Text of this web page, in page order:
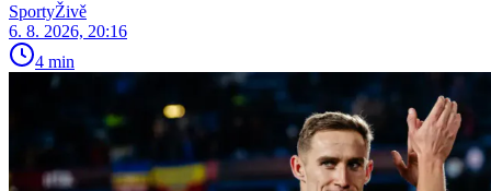
SportyŽivě
6. 8. 2026, 20:16
4 min